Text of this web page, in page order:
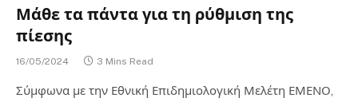
Μάθε τα πάντα για τη ρύθμιση της
πίεσης
16/05/2024 3 Mins Read
Σύμφωνα με την Εθνική Επιδημιολογική Μελέτη ΕΜΕΝΟ,